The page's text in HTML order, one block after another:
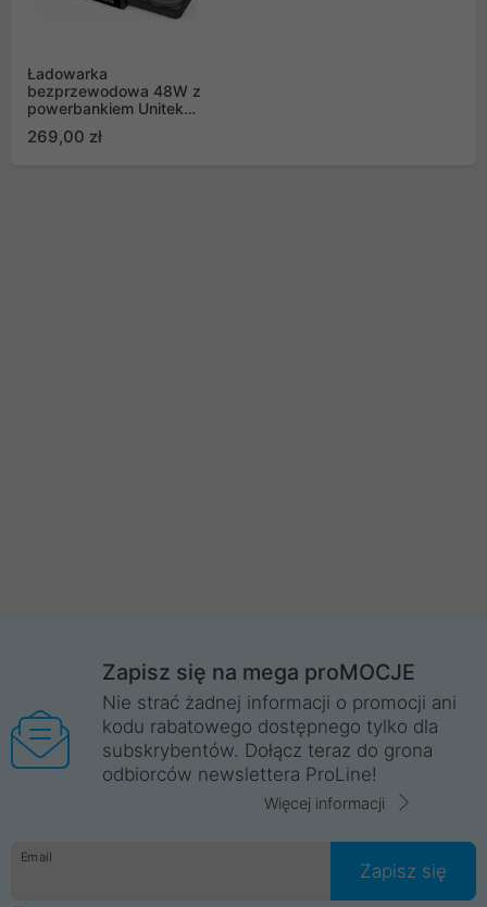
Ładowarka
bezprzewodowa 48W z
powerbankiem Unitek
269,00 zł
Zapisz się na mega proMOCJE
Nie strać żadnej informacji o promocji ani
kodu rabatowego dostępnego tylko dla
subskrybentów. Dołącz teraz do grona
odbiorców newslettera ProLine!
Więcej informacji
Email
Zapisz się